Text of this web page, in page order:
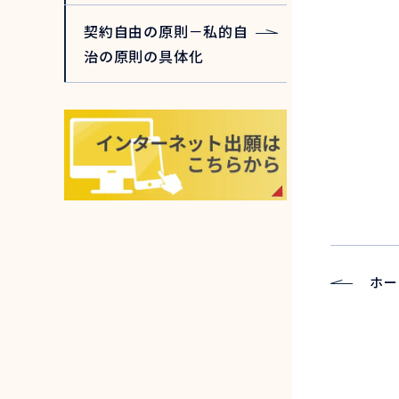
契約自由の原則－私的自
治の原則の具体化
ホ